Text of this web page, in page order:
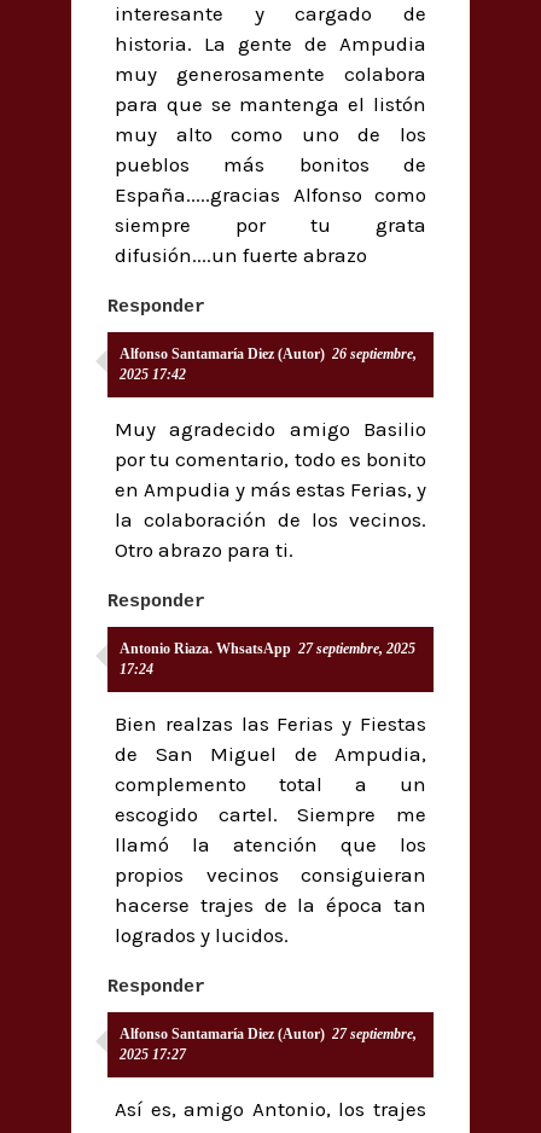
interesante y cargado de
historia. La gente de Ampudia
muy generosamente colabora
para que se mantenga el listón
muy alto como uno de los
pueblos más bonitos de
España.....gracias Alfonso como
siempre por tu grata
difusión....un fuerte abrazo
Responder
Alfonso Santamaría Diez (Autor) 26 septiembre,
2025 17:42
Muy agradecido amigo Basilio
por tu comentario, todo es bonito
en Ampudia y más estas Ferias, y
la colaboración de los vecinos.
Otro abrazo para ti.
Responder
Antonio Riaza. WhsatsApp 27 septiembre, 2025
17:24
Bien realzas las Ferias y Fiestas
de San Miguel de Ampudia,
complemento total a un
escogido cartel. Siempre me
llamó la atención que los
propios vecinos consiguieran
hacerse trajes de la época tan
logrados y lucidos.
Responder
Alfonso Santamaría Diez (Autor) 27 septiembre,
2025 17:27
Así es, amigo Antonio, los trajes